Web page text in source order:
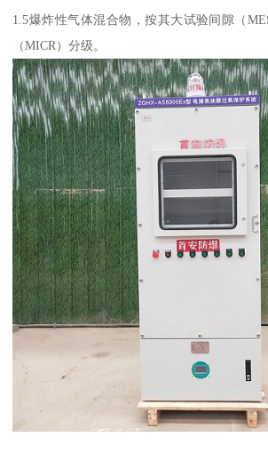
1.5爆炸性气体混合物，按其大试验间隙（
（MICR）分级。